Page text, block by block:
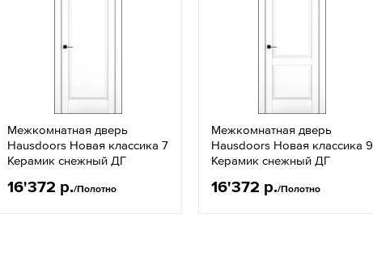
Межкомнатная дверь
Hausdoors Новая классика 7
Керамик снежный ДГ
16'372 р./Полотно
Межкомнатная дверь
Hausdoors Новая классика 9
Керамик снежный ДГ
16'372 р./Полотно